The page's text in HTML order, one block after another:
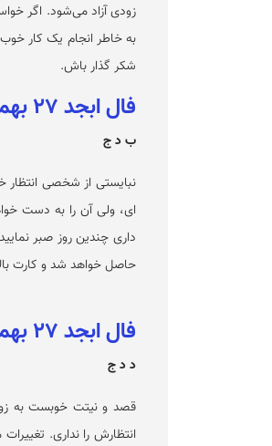
زودی آزاد می‌شود. اگر
به خاطر انجام یک کار
شکر گذار باش.
فال ابجد ۲۷ بهمن ۱۴۰۲ برای متولدین اردیبهشت
ب د ج
نبایستی از شخصی انتظار
ای، ولی آن را به دست
داری چندین روز صبر
حاصل خواهد شد و کارت
فال ابجد ۲۷ بهمن ۱۴۰۲ برای متولدین خرداد
د د ج
قصد و نیتت خوبست به
انتظارش را نداری.